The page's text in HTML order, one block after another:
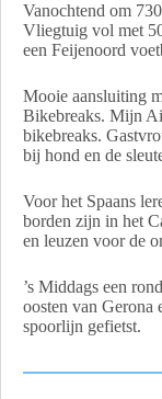
Vanochtend om
Vliegtuig vol met
een Feijenoord
Mooie aansluiting
Bikebreaks. Mijn
bikebreaks.
bij hond en de
Voor het Spaans
borden zijn in het
en leuzen voor de
’s Middags een
oosten van Gerona
spoorlijn gefietst.